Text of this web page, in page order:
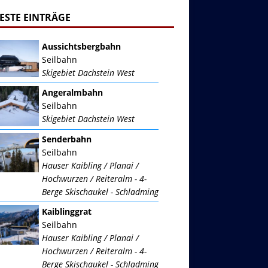
EINTRÄGE
Aussichtsbergbahn
Seilbahn
Skigebiet Dachstein West
Angeralmbahn
Seilbahn
Skigebiet Dachstein West
Senderbahn
Seilbahn
Hauser Kaibling / Planai /
Hochwurzen / Reiteralm - 4-
Berge Skischaukel - Schladming
Kaiblinggrat
Seilbahn
Hauser Kaibling / Planai /
Hochwurzen / Reiteralm - 4-
Berge Skischaukel - Schladming